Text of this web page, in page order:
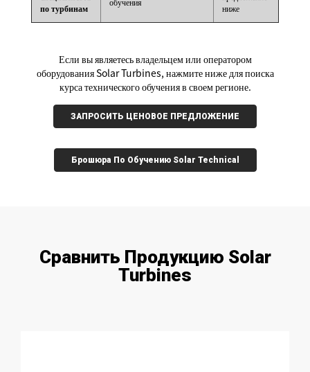
по турбинам
ниже
Если вы являетесь владельцем или оператором
оборудования Solar Turbines, нажмите ниже для поиска
курса технического обучения в своем регионе.
ЗАПРОСИТЬ ЦЕНОВОЕ ПРЕДЛОЖЕНИЕ
Брошюра По Обучению Solar Technical
Сравнить Продукцию Solar
Turbines